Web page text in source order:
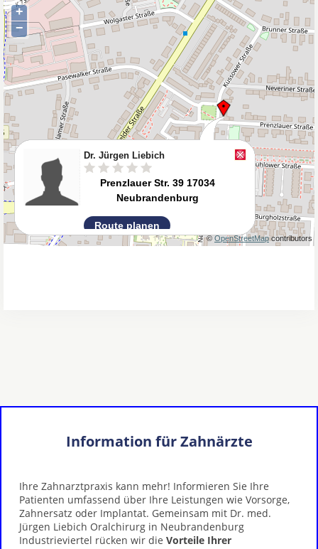
Information für Zahnärzte
Ihre Zahnarztpraxis kann mehr! Informieren Sie Ihre
Patienten umfassend über Ihre Leistungen wie Vorsorge,
Zahnersatz oder Implantat. Gemeinsam mit Dr. med.
Jürgen Liebich Oralchirurg in Neubrandenburg
Industrieviertel rücken wir die Vorteile Ihrer